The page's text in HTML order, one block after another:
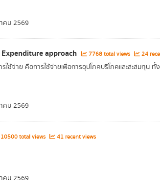
ม 2569
approach 7768 total views 24
ช้จ่าย คือการใช้จ่ายเพื่อการอุปโภคบริโภคและสะสมทุน
ม 2569
total views 41 recent views
ม 2569